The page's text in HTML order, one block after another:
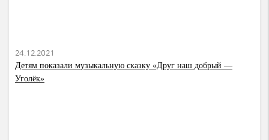
24.12.2021
Детям показали музыкальную сказку «Друг наш добрый —
Уголёк»